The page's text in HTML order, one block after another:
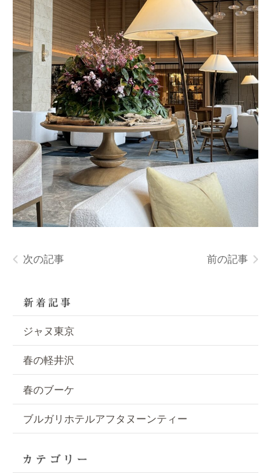
次の記事 前の記事
ジャヌ東京
春の軽井沢
春のブーケ
ブルガリホテルアフタヌーンティー